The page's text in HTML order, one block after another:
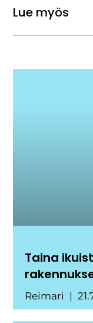
Lue myös
Taina
Reimari